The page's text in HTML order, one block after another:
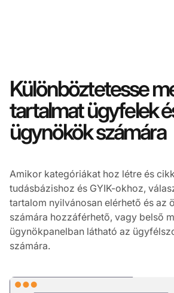
Különböztetesse
tartalmat ügyfelek
ügynökök számára
Amikor kategóriákat hoz létre és
tudásbázishoz és GYIK-okhoz,
tartalom nyilvánosan elérhető és az
számára hozzáférhető, vagy belső
ügynökpanelban látható az
számára.